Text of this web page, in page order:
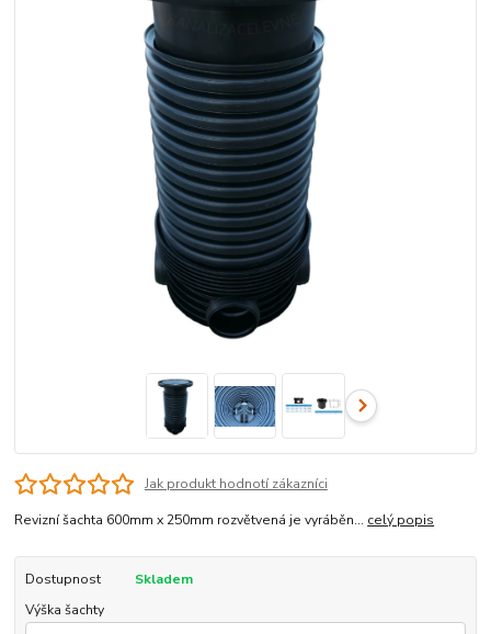
Jak produkt hodnotí zákazníci
Revizní šachta 600mm x 250mm rozvětvená je vyráběn... celý popis
Dostupnost
Skladem
Výška šachty